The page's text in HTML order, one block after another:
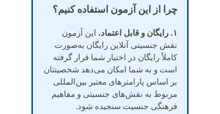
چرا از این آزمون استفاده کنیم؟
۱. رایگان و قابل اعتماد.
این آزمون
نقش جنسیتی آنلاین رایگان به‌صورت
کاملاً رایگان در اختیار شما قرار گرفته
است و به شما امکان می‌دهد شخصیتتان
بر اساس پارامترهای معتبر بین‌المللی
مربوط به نقش‌های جنسیتی و مفاهیم
فرهنگی جنسیت سنجیده شود.